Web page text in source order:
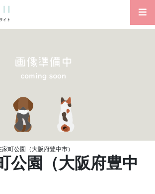
家町公園（大阪府豊中市）
公園（大阪府豊中